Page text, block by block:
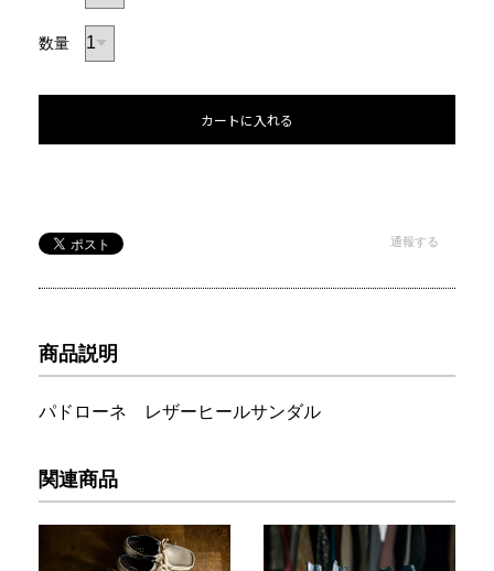
数量
カートに入れる
通報する
商品説明
パドローネ レザーヒールサンダル
関連商品